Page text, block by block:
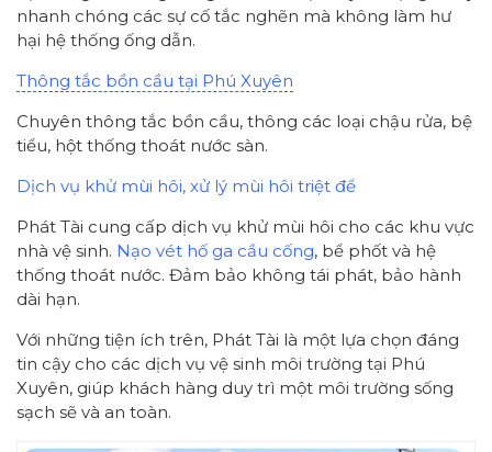
nhanh chóng các sự cố tắc nghẽn mà không làm hư
hại hệ thống ống dẫn.
Thông tắc bồn cầu tại Phú Xuyên
Chuyên thông tắc bồn cầu, thông các loại chậu rửa, bệ
tiểu, hột thống thoát nước sàn.
Dịch vụ khử mùi hôi, xử lý mùi hôi triệt để
Phát Tài cung cấp dịch vụ khử mùi hôi cho các khu vực
nhà vệ sinh. Nạo vét hố ga cầu cống, bể phốt và hệ
thống thoát nước. Đảm bảo không tái phát, bảo hành
dài hạn.
Với những tiện ích trên, Phát Tài là một lựa chọn đáng
tin cậy cho các dịch vụ vệ sinh môi trường tại Phú
Xuyên, giúp khách hàng duy trì một môi trường sống
sạch sẽ và an toàn.